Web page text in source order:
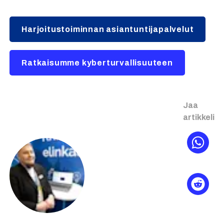
Harjoitustoiminnan asiantuntijapalvelut
Ratkaisumme kyberturvallisuuteen
Jaa
artikkeli